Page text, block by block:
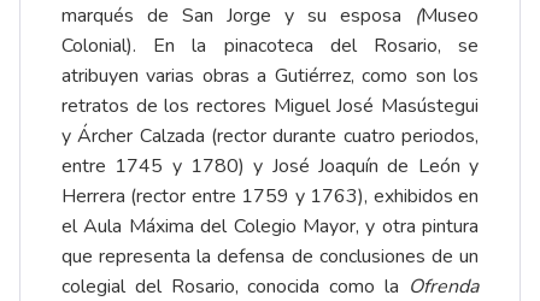
marqués de San Jorge y su esposa (Museo
Colonial). En la pinacoteca del Rosario, se
atribuyen varias obras a Gutiérrez, como son los
retratos de los rectores Miguel José Masústegui
y Árcher Calzada (rector durante cuatro periodos,
entre 1745 y 1780) y José Joaquín de León y
Herrera (rector entre 1759 y 1763), exhibidos en
el Aula Máxima del Colegio Mayor, y otra pintura
que representa la defensa de conclusiones de un
colegial del Rosario, conocida como la Ofrenda